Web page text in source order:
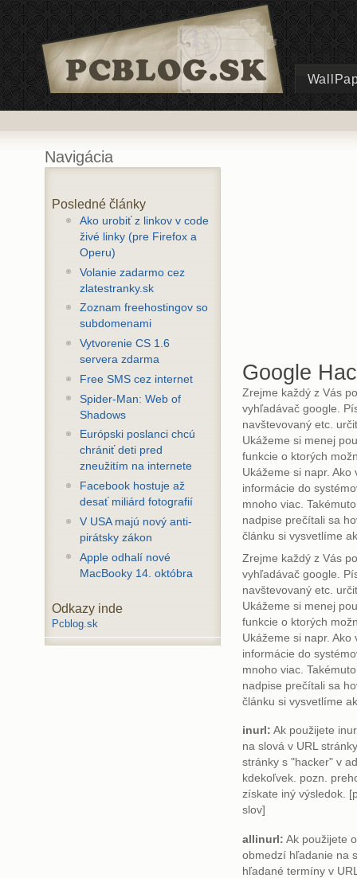
Navigácia
Posledné články
Ako urobiť z linkov v code
živé linky (pre Firefox a
Operu)
Volanie zadarmo cez
zlatestranky.sk
Zoznam freehostingov so
subdomenami
Vytvorenie CS 1.6
servera zdarma
Free SMS cez internet
Spider-Man: Web of
Shadows
Európski poslanci chcú
chrániť deti pred
zneužitím na internete
Facebook hostuje až
desať miliárd fotografií
V USA majú nový anti-
pirátsky zákon
Apple odhalí nové
MacBooky 14. októbra
Odkazy inde
Pcblog.sk
Google
Zrejme každý z Vás
vyhľadávač google.
navštevovaný etc.
Ukážeme si menej
funkcie o ktorých
Ukážeme si napr.
informácie do
mnoho viac.
nadpise prečítali sa
článku si vysvetlíme
Zrejme každý z Vás
vyhľadávač google.
navštevovaný etc.
Ukážeme si menej
funkcie o ktorých
Ukážeme si napr.
informácie do
mnoho viac.
nadpise prečítali sa
článku si vysvetlíme
inurl: Ak použijete
na slová v URL
stránky s "hacker" v
kdekoľvek. pozn.
získate iný výsledok.
slov]
allinurl: Ak použijete
obmedzí hľadanie na
hľadané termíny v